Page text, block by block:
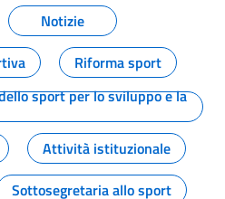
Notizie
Riforma sport
sport per lo sviluppo e la
Attività istituzionale
Sottosegretaria allo sport